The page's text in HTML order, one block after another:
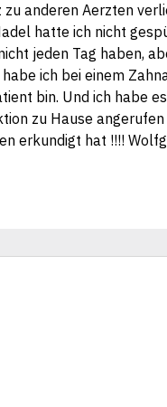
anderen Aerzten
hatte ich nicht
jeden Tag haben,
ich bei einem
bin. Und ich habe es
zu Hause angerufen
erkundigt hat !!!!